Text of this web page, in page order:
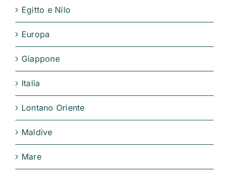
Egitto e Nilo
Europa
Giappone
Italia
Lontano Oriente
Maldive
Mare